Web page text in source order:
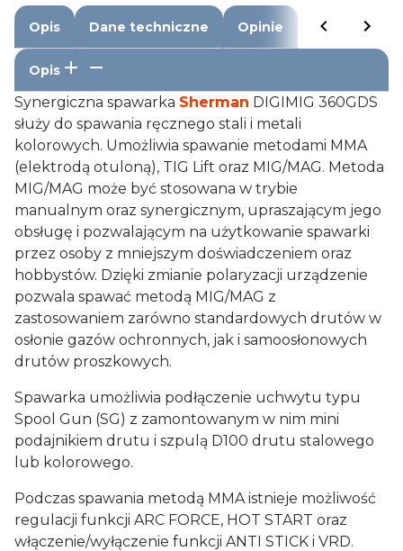
Opis Dane techniczne Opinie
Opis
Synergiczna spawarka Sherman DIGIMIG 360GDS
służy do spawania ręcznego stali i metali
kolorowych. Umożliwia spawanie metodami MMA
(elektrodą otuloną), TIG Lift oraz MIG/MAG. Metoda
MIG/MAG może być stosowana w trybie
manualnym oraz synergicznym, upraszającym jego
obsługę i pozwalającym na użytkowanie spawarki
przez osoby z mniejszym doświadczeniem oraz
hobbystów. Dzięki zmianie polaryzacji urządzenie
pozwala spawać metodą MIG/MAG z
zastosowaniem zarówno standardowych drutów w
osłonie gazów ochronnych, jak i samoosłonowych
drutów proszkowych.
Spawarka umożliwia podłączenie uchwytu typu
Spool Gun (SG) z zamontowanym w nim mini
podajnikiem drutu i szpulą D100 drutu stalowego
lub kolorowego.
Podczas spawania metodą MMA istnieje możliwość
regulacji funkcji ARC FORCE, HOT START oraz
włączenie/wyłączenie funkcji ANTI STICK i VRD.